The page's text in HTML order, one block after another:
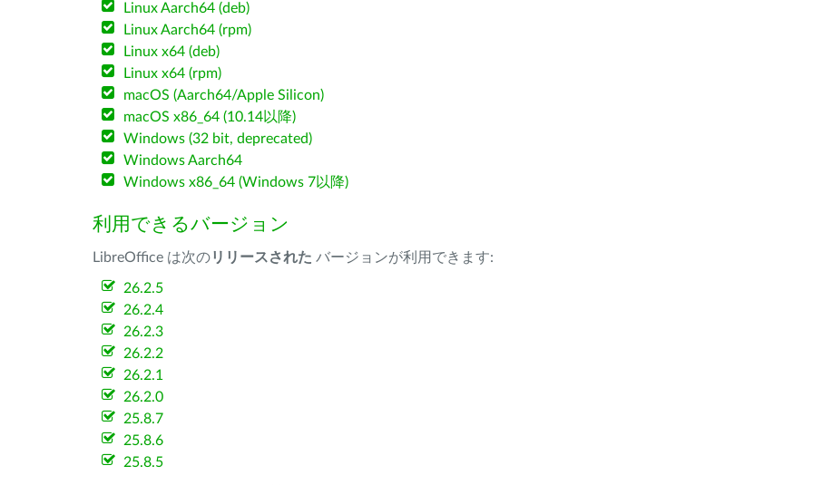
Linux Aarch64 (deb)
Linux Aarch64 (rpm)
Linux x64 (deb)
Linux x64 (rpm)
macOS (Aarch64/Apple Silicon)
macOS x86_64 (10.14以降)
Windows (32 bit, deprecated)
Windows Aarch64
Windows x86_64 (Windows 7以降)
利用できるバージョン
LibreOffice は次のリリースされた バージョンが利用できます:
26.2.5
26.2.4
26.2.3
26.2.2
26.2.1
26.2.0
25.8.7
25.8.6
25.8.5